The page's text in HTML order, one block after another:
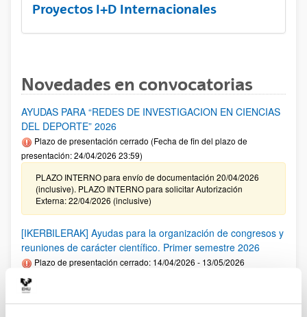
Proyectos I+D Internacionales
Novedades en convocatorias
AYUDAS PARA “REDES DE INVESTIGACION EN CIENCIAS
DEL DEPORTE” 2026
Plazo de presentación cerrado (Fecha de fin del plazo de
presentación: 24/04/2026 23:59)
PLAZO INTERNO para envío de documentación 20/04/2026
(inclusive). PLAZO INTERNO para solicitar Autorización
Externa: 22/04/2026 (inclusive)
[IKERBILERAK] Ayudas para la organización de congresos y
reuniones de carácter científico. Primer semestre 2026
Plazo de presentación cerrado: 14/04/2026 - 13/05/2026